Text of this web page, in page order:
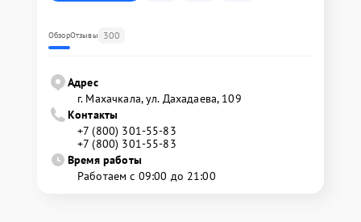
ОбзорОтзывы 300
Адрес
г. Махачкала, ул. Дахадаева, 109
Контакты
+7 (800) 301-55-83
+7 (800) 301-55-83
Время работы
Работаем с 09:00 до 21:00